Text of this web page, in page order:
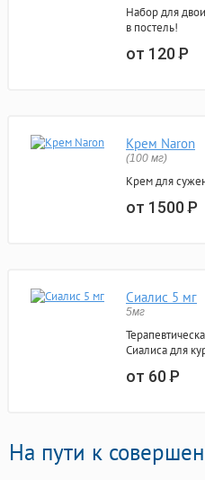
Набор для
в постель!
от 120Р
Крем Naron
(100 мг)
Крем для
от 1500Р
Сиалис 5 мг
5мг
Сиалиса для
от 60Р
На пути к